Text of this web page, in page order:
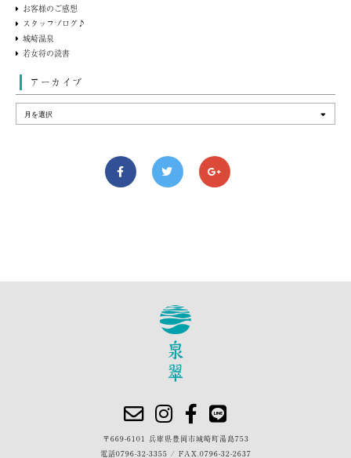
お客様のご感想
スタッフブログ♪
城崎温泉
若女将の読書
アーカイブ
〒669-6101 兵庫県豊岡市城崎町湯島753
電話0796-32-3355 / FAX.0796-32-2637